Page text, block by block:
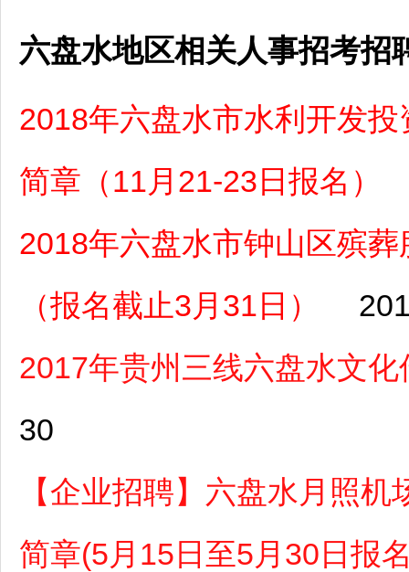
六盘水地区相关人事招考招
2018年六盘水市水利开发
简章（11月21-23日报名）
2018年六盘水市钟山区殡
（报名截止3月31日）
2017年贵州三线六盘水文
30
【企业招聘】六盘水月照
简章(5月15日至5月30日报